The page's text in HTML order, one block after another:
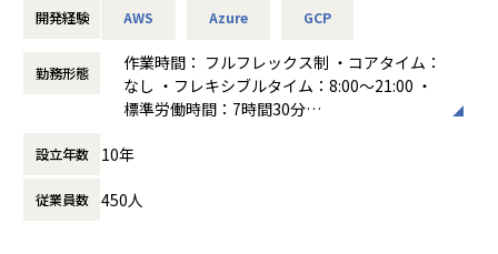
革を起こすAI実装ユースケースの創出を目指しており、多く
このニーズを形にすること、同時にこのexaBase Studioを使
ったAI開発のオファリングの型をつくるメンバーを募集して
「PoCの行き止まり」を乗り越え、AIを社会実装するプラッ
リセールス活動を専門に行う人材を募集します。
特定の製品を売るのではなく、顧客の課題を、最新のAPIエ
コシステムによってDX化されたビジネスモデルへと昇華させ
ることが本ポジションのミッションです。
の状況やフェーズに合わせて、自らデリバリー業務に深くか
開発経験 AWS Azure GCP
勤務形態
作業時間： フルフレックス制 ・コアタイム：
なし ・フレキシブルタイム：8:00〜21:00 ・
標準労働時間：7時間30分
時間外労働の有無： 有（月平均30時間）
設立年数 10年
従業員数 450人